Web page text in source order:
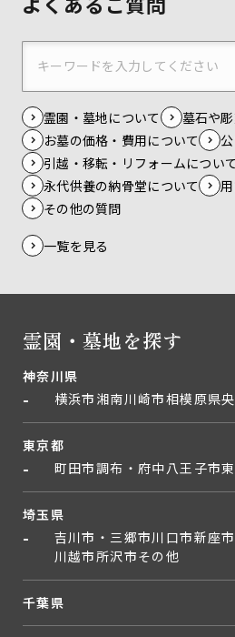
霊園・墓地について
墓石や
お墓の価格・費用について
引越・移転・リフォームについて
永代供養の納骨堂について
その他の質問
一覧を見る
霊園・墓地を探す
神奈川県
横浜市 湘南川崎市相模原県央
東京都
町田市調布・府中 八王子市
埼玉県
吉川市・三郷市川口市新座市
川越市 所沢市その他
千葉県